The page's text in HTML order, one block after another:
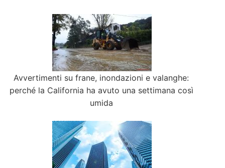
Avvertimenti su frane, inondazioni e valanghe:
perché la California ha avuto una settimana così
umida